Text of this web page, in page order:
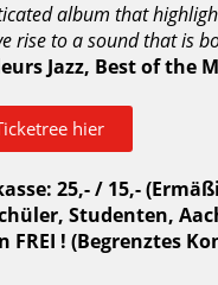
album that
rise to a sound that is
Jazz‚ Best of the
hier
25,- / 15,-
Studenten,
FREI ! (Begrenztes